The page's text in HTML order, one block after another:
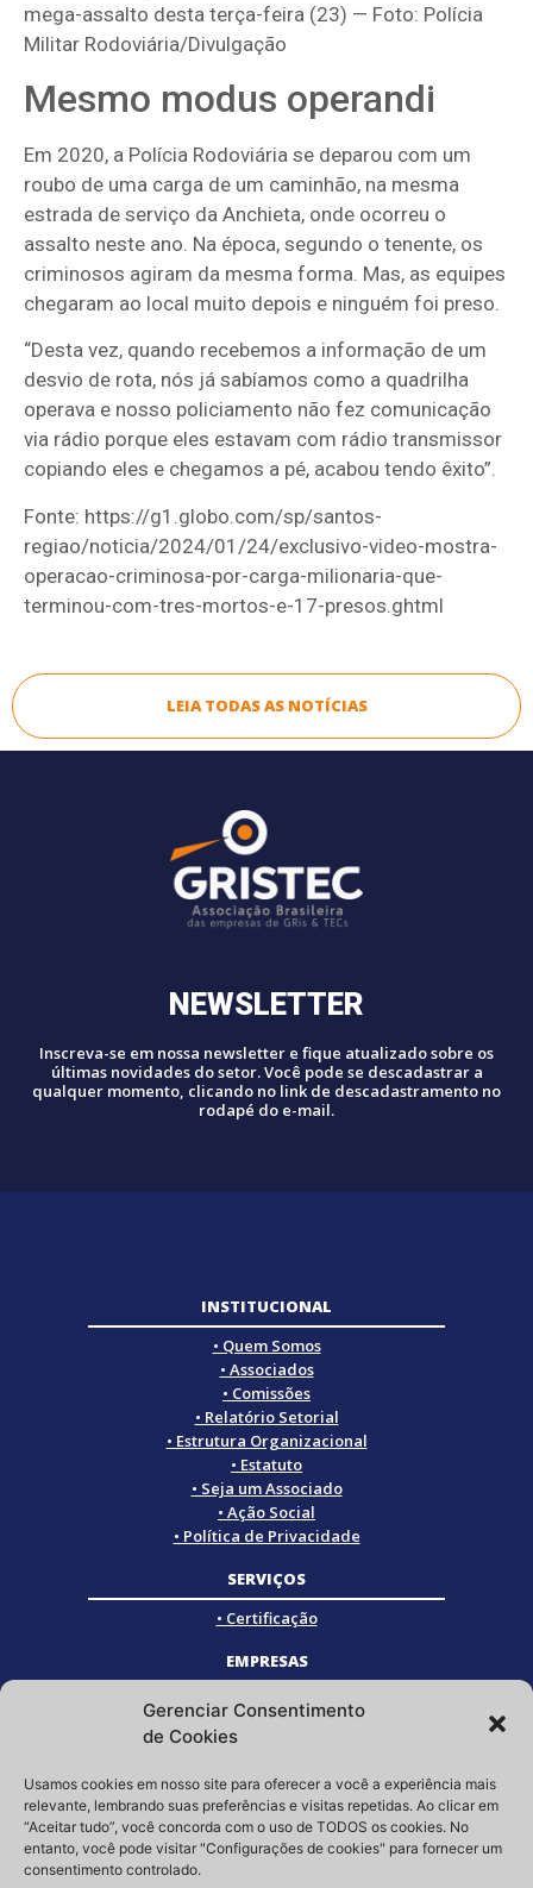
Gerenciar Consentimento
de Cookies
Usamos cookies em nosso site para oferecer a você a experiência mais
relevante, lembrando suas preferências e visitas repetidas. Ao clicar em
“Aceitar tudo”, você concorda com o uso de TODOS os cookies. No
entanto, você pode visitar "Configurações de cookies" para fornecer um
consentimento controlado.
mega-assalto desta terça-feira (23) — Foto: Polícia
Militar Rodoviária/Divulgação
Mesmo modus operandi
Em 2020, a Polícia Rodoviária se deparou com um
roubo de uma carga de um caminhão, na mesma
estrada de serviço da Anchieta, onde ocorreu o
assalto neste ano. Na época, segundo o tenente, os
criminosos agiram da mesma forma. Mas, as equipes
chegaram ao local muito depois e ninguém foi preso.
“Desta vez, quando recebemos a informação de um
desvio de rota, nós já sabíamos como a quadrilha
operava e nosso policiamento não fez comunicação
via rádio porque eles estavam com rádio transmissor
copiando eles e chegamos a pé, acabou tendo êxito”.
Fonte: https://g1.globo.com/sp/santos-
regiao/noticia/2024/01/24/exclusivo-video-mostra-
operacao-criminosa-por-carga-milionaria-que-
terminou-com-tres-mortos-e-17-presos.ghtml
LEIA TODAS AS NOTÍCIAS
NEWSLETTER
Inscreva-se em nossa newsletter e fique atualizado sobre os
últimas novidades do setor. Você pode se descadastrar a
qualquer momento, clicando no link de descadastramento no
rodapé do e-mail.
INSTITUCIONAL
• Quem Somos
• Associados
• Comissões
• Relatório Setorial
• Estrutura Organizacional
• Estatuto
• Seja um Associado
• Ação Social
• Política de Privacidade
SERVIÇOS
• Certificação
EMPRESAS
• Empresas Associadas
• Empresas Certificadas
• Empresas Parceiras
SOCIAL
Siga a GRISTEC nas redes sociais